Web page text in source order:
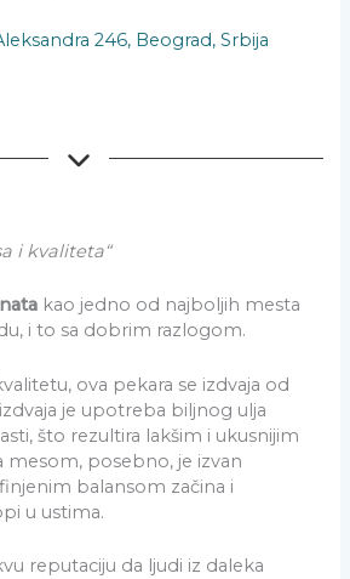
246, Beograd, Srbija
i kvaliteta“
kao jedno od najboljih mesta
i to sa dobrim razlogom.
ova pekara se izdvaja od
je upotreba biljnog ulja
što rezultira lakšim i ukusnijim
mesom, posebno, je izvan
balansom začina i
u ustima.
reputaciju da ljudi iz daleka